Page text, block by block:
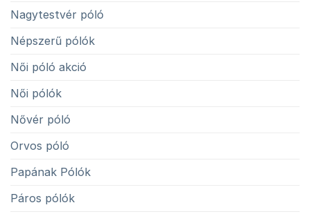
Nagytestvér póló
Népszerű pólók
Női póló akció
Női pólók
Nővér póló
Orvos póló
Papának Pólók
Páros pólók